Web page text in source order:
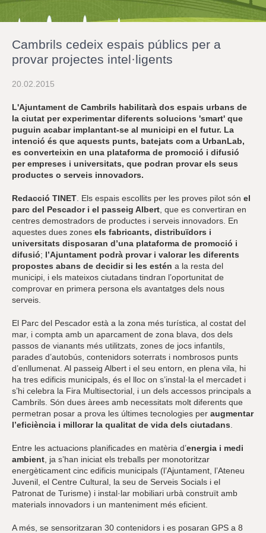
a
u
e
Cambrils cedeix espais públics per a
provar projectes intel·ligents
20.02.2015
L'Ajuntament de Cambrils habilitarà dos espais urbans de
la ciutat per experimentar diferents solucions 'smart' que
puguin acabar implantant-se al municipi en el futur. La
intenció és que aquests punts, batejats com a UrbanLab,
es converteixin en una plataforma de promoció i difusió
per empreses i universitats, que podran provar els seus
productes o serveis innovadors.
Redacció TINET . Els espais escollits per les proves pilot són el
parc del Pescador i el passeig Albert , que es convertiran en
centres demostradors de productes i serveis innovadors. En
aquestes dues zones els fabricants, distribuïdors i
universitats disposaran d’una plataforma de promoció i
difusió; l’Ajuntament podrà provar i valorar les diferents
propostes abans de decidir si les estén a la resta del
municipi, i els mateixos ciutadans tindran l’oportunitat de
comprovar en primera persona els avantatges dels nous
serveis.
El Parc del Pescador està a la zona més turística, al costat del
mar, i compta amb un aparcament de zona blava, dos dels
passos de vianants més utilitzats, zones de jocs infantils,
parades d’autobús, contenidors soterrats i nombrosos punts
d’enllumenat. Al passeig Albert i el seu entorn, en plena vila, hi
ha tres edificis municipals, és el lloc on s’instal·la el mercadet i
s’hi celebra la Fira Multisectorial, i un dels accessos principals a
Cambrils. Són dues àrees amb necessitats molt diferents que
permetran posar a prova les últimes tecnologies per augmentar
l’eficiència i millorar la qualitat de vida dels ciutadans
Entre les actuacions planificades en matèria d’energia i medi
ambient , ja s’han iniciat els treballs per monotoritzar
energèticament cinc edificis municipals (l’Ajuntament, l’Ateneu
Juvenil, el Centre Cultural, la seu de Serveis Socials i el
Patronat de Turisme) i instal·lar mobiliari urbà construït amb
materials innovadors i un manteniment més eficient.
A més, se sensoritzaran 30 contenidors i es posaran GPS a 8